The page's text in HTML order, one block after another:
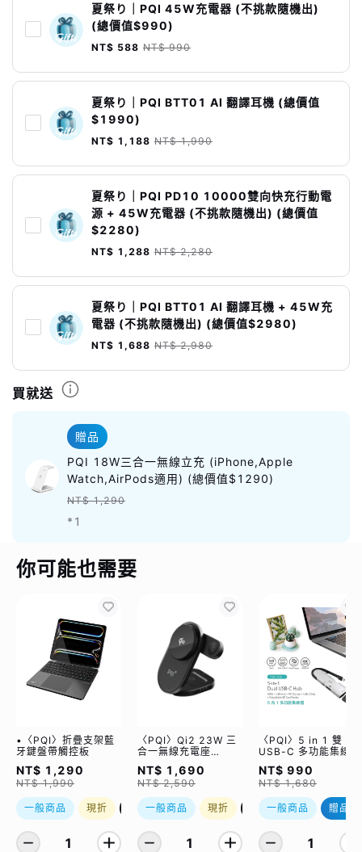
夏祭り｜PQI 45W充電器 (不挑款隨機出)
(總價值$990)
NT$ 588 NT$ 990
夏祭り｜PQI BTT01 AI 翻譯耳機 (總價值
$1990)
NT$ 1,188 NT$ 1,990
夏祭り｜PQI PD10 10000雙向快充行動電
源 + 45W充電器 (不挑款隨機出) (總價值
$2280)
NT$ 1,288 NT$ 2,280
夏祭り｜PQI BTT01 AI 翻譯耳機 + 45W充
電器 (不挑款隨機出) (總價值$2980)
NT$ 1,688 NT$ 2,980
買就送
贈品
PQI 18W三合一無線立充 (iPhone,Apple
Watch,AirPods適用) (總價值$1290)
NT$ 1,290
*1
你可能也需要
•〈PQI〉折疊支架藍
牙鍵盤帶觸控板
NT$ 1,290
NT$ 1,990
一般商品 現折 優惠加購
1
〈PQI〉Qi2 23W 三
合一無線充電座
(WCC2302)
NT$ 1,690
NT$ 2,590
一般商品 現折 優惠加購
1
〈PQI〉5 in 1 雙
USB-C 多功能集線器
（限量加贈｜U988
class 10 Micro SD
記憶卡 64GB，附 SD
轉卡）
NT$ 990
NT$ 1,680
一般商品 贈品
1